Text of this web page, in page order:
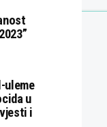
uleme
u
i